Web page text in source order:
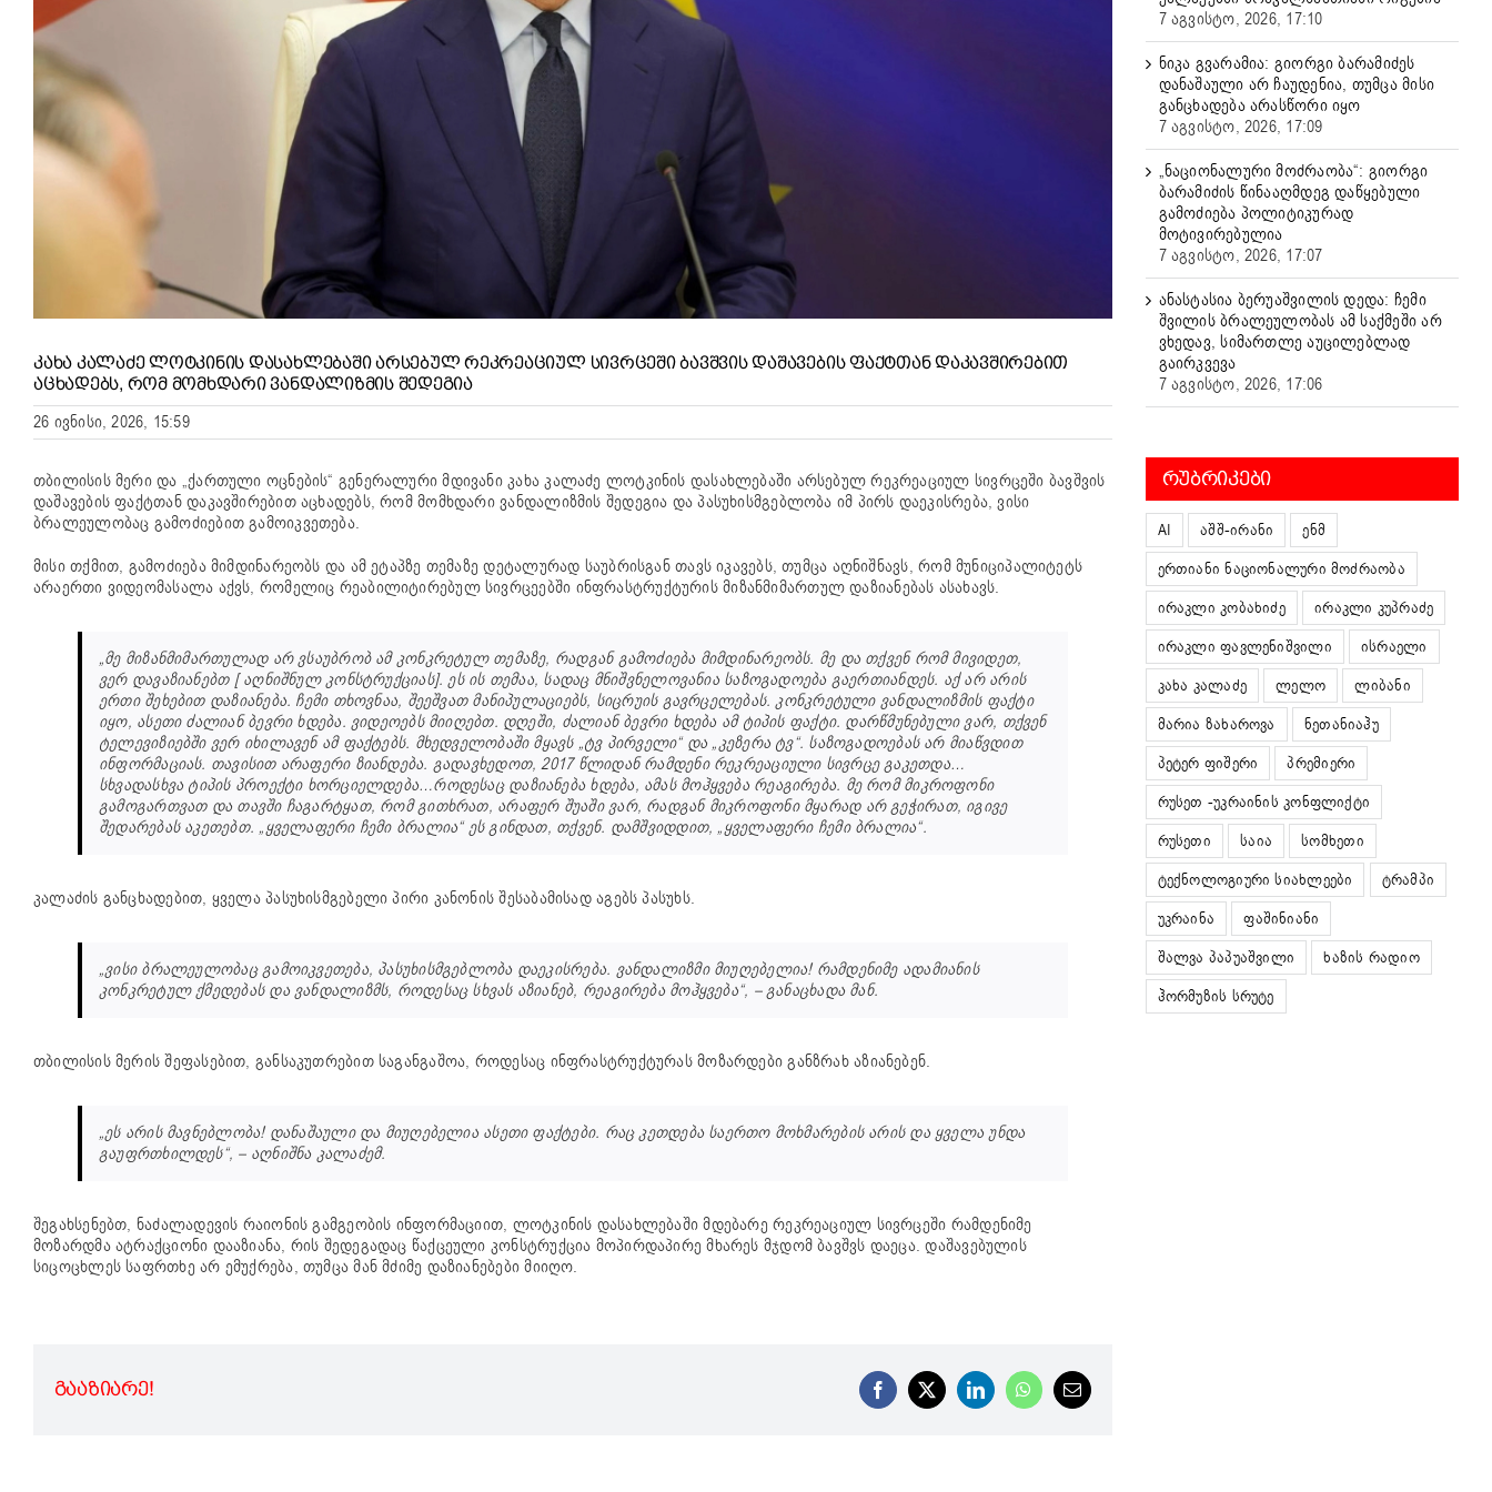
ᲙᲐᲮᲐ ᲙᲐᲚᲐᲫᲔ ᲚᲝᲢᲙᲘᲜᲘᲡ ᲓᲐᲡᲐᲮᲚᲔᲑᲐᲨᲘ ᲐᲠᲡᲔᲑᲣᲚ ᲠᲔᲙᲠᲔᲐᲪᲘᲣᲚ ᲡᲘᲕᲠᲪᲔᲨᲘ ᲑᲐᲕᲨᲕᲘᲡ ᲓᲐᲨᲐᲕᲔᲑᲘᲡ ᲤᲐᲥᲢᲗᲐᲜ ᲓᲐᲙᲐᲕᲨᲘᲠᲔᲑᲘᲗ
ᲐᲪᲮᲐᲓᲔᲑᲡ, ᲠᲝᲛ ᲛᲝᲛᲮᲓᲐᲠᲘ ᲕᲐᲜᲓᲐᲚᲘᲖᲛᲘᲡ ᲨᲔᲓᲔᲒᲘᲐ
26 ივნისი, 2026, 15:59
თბილისის მერი და „ქართული ოცნების“ გენერალური მდივანი კახა კალაძე ლოტკინის დასახლებაში არსებულ რეკრეაციულ სივრცეში ბავშვის
დაშავების ფაქტთან დაკავშირებით აცხადებს, რომ მომხდარი ვანდალიზმის შედეგია და პასუხისმგებლობა იმ პირს დაეკისრება, ვისი
ბრალეულობაც გამოძიებით გამოიკვეთება.
მისი თქმით, გამოძიება მიმდინარეობს და ამ ეტაპზე თემაზე დეტალურად საუბრისგან თავს იკავებს, თუმცა აღნიშნავს, რომ მუნიციპალიტეტს
არაერთი ვიდეომასალა აქვს, რომელიც რეაბილიტირებულ სივრცეებში ინფრასტრუქტურის მიზანმიმართულ დაზიანებას ასახავს.
„მე მიზანმიმართულად არ ვსაუბრობ ამ კონკრეტულ თემაზე, რადგან გამოძიება მიმდინარეობს. მე და თქვენ რომ მივიდეთ,
ვერ დავაზიანებთ [ აღნიშნულ კონსტრუქციას]. ეს ის თემაა, სადაც მნიშვნელოვანია საზოგადოება გაერთიანდეს. აქ არ არის
ერთი შეხებით დაზიანება. ჩემი თხოვნაა, შეეშვათ მანიპულაციებს, სიცრუის გავრცელებას. კონკრეტული ვანდალიზმის ფაქტი
იყო, ასეთი ძალიან ბევრი ხდება. ვიდეოებს მიიღებთ. დღეში, ძალიან ბევრი ხდება ამ ტიპის ფაქტი. დარწმუნებული ვარ, თქვენ
ტელევიზიებში ვერ იხილავენ ამ ფაქტებს. მხედველობაში მყავს „ტვ პირველი“ და „კეზერა ტვ“. საზოგადოებას არ მიაწვდით
ინფორმაციას. თავისით არაფერი ზიანდება. გადავხედოთ, 2017 წლიდან რამდენი რეკრეაციული სივრცე გაკეთდა…
სხვადასხვა ტიპის პროექტი ხორციელდება…როდესაც დაზიანება ხდება, ამას მოჰყვება რეაგირება. მე რომ მიკროფონი
გამოგართვათ და თავში ჩაგარტყათ, რომ გითხრათ, არაფერ შუაში ვარ, რადგან მიკროფონი მყარად არ გეჭირათ, იგივე
შედარებას აკეთებთ. „ყველაფერი ჩემი ბრალია“ ეს გინდათ, თქვენ. დამშვიდდით, „ყველაფერი ჩემი ბრალია“.
კალაძის განცხადებით, ყველა პასუხისმგებელი პირი კანონის შესაბამისად აგებს პასუხს.
„ვისი ბრალეულობაც გამოიკვეთება, პასუხისმგებლობა დაეკისრება. ვანდალიზმი მიუღებელია! რამდენიმე ადამიანის
კონკრეტულ ქმედებას და ვანდალიზმს, როდესაც სხვას აზიანებ, რეაგირება მოჰყვება“, – განაცხადა მან.
თბილისის მერის შეფასებით, განსაკუთრებით საგანგაშოა, როდესაც ინფრასტრუქტურას მოზარდები განზრახ აზიანებენ.
„ეს არის მავნებლობა! დანაშაული და მიუღებელია ასეთი ფაქტები. რაც კეთდება საერთო მოხმარების არის და ყველა უნდა
გაუფრთხილდეს“, – აღნიშნა კალაძემ.
შეგახსენებთ, ნაძალადევის რაიონის გამგეობის ინფორმაციით, ლოტკინის დასახლებაში მდებარე რეკრეაციულ სივრცეში რამდენიმე
მოზარდმა ატრაქციონი დააზიანა, რის შედეგადაც წაქცეული კონსტრუქცია მოპირდაპირე მხარეს მჯდომ ბავშვს დაეცა. დაშავებულის
სიცოცხლეს საფრთხე არ ემუქრება, თუმცა მან მძიმე დაზიანებები მიიღო.
ᲒᲐᲐᲖᲘᲐᲠᲔ! Facebook
X LinkedInWhatsApp
Email
7 აგვისტო, 2026, 17:10
ნიკა გვარამია: გიორგი ბარამიძეს
დანაშაული არ ჩაუდენია, თუმცა მისი
განცხადება არასწორი იყო
7 აგვისტო, 2026, 17:09
„ნაციონალური მოძრაობა“: გიორგი
ბარამიძის წინააღმდეგ დაწყებული
გამოძიება პოლიტიკურად
მოტივირებულია
7 აგვისტო, 2026, 17:07
ანასტასია ბერუაშვილის დედა: ჩემი
შვილის ბრალეულობას ამ საქმეში არ
ვხედავ, სიმართლე აუცილებლად
გაირკვევა
7 აგვისტო, 2026, 17:06
ᲠᲣᲑᲠᲘᲙᲔᲑᲘ
AI აშშ-ირანი
ენმ
ერთიანი ნაციონალური მოძრაობა
ირაკლი კობახიძე
ირაკლი კუპრაძე
ირაკლი ფავლენიშვილი
ისრაელი
კახა კალაძე
ლელო
ლიბანი
მარია ზახაროვა
ნეთანიაჰუ
პეტერ ფიშერი
პრემიერი
რუსეთ -უკრაინის კონფლიქტი
რუსეთი
საია
სომხეთი
ტექნოლოგიური სიახლეები
ტრამპი
უკრაინა
ფაშინიანი
შალვა პაპუაშვილი
ხაზის რადიო
ჰორმუზის სრუტე